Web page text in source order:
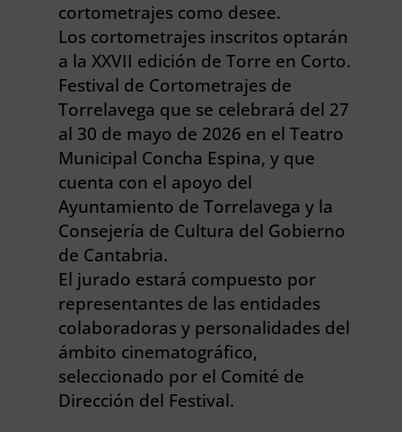
cortometrajes como desee.
Los cortometrajes inscritos optarán
a la XXVII edición de Torre en Corto.
Festival de Cortometrajes de
Torrelavega que se celebrará del 27
al 30 de mayo de 2026 en el Teatro
Municipal Concha Espina, y que
cuenta con el apoyo del
Ayuntamiento de Torrelavega y la
Consejería de Cultura del Gobierno
de Cantabria.
El jurado estará compuesto por
representantes de las entidades
colaboradoras y personalidades del
ámbito cinematográfico,
seleccionado por el Comité de
Dirección del Festival.